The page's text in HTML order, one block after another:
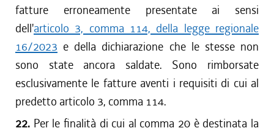
fatture erroneamente presentate ai sensi
dell'articolo 3, comma 114, della legge regionale
16/2023 e della dichiarazione che le stesse non
sono state ancora saldate. Sono rimborsate
esclusivamente le fatture aventi i requisiti di cui al
predetto articolo 3, comma 114.
22. Per le finalità di cui al comma 20 è destinata la